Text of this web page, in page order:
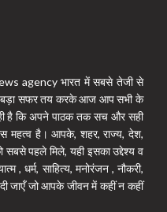
agency भारत में सबसे तेजी से
बड़ा सफर तय करके आज आप सभी के
है कि अपने पाठक तक सच और सही
महत्व है। आपके, शहर, राज्य, देश,
पहले मिले, यही इसका उद्देश्य व
, धर्म, साहित्य, मनोरंजन , नौकरी,
जाएँ जो आपके जीवन में कहीं न कहीं